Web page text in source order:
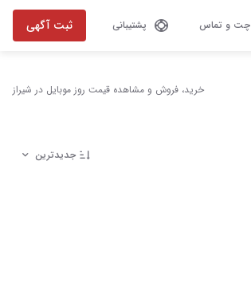
چت و تماس پشتیبانی ثبت آگهی
خرید، فروش و مشاهده قیمت روز موبایل در شیراز
جدیدترین